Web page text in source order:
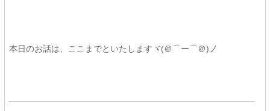
本日のお話は、ここまでといたしますヾ(＠⌒ー⌒＠)ノ